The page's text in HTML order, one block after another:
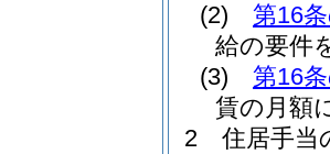
(2)
第16
給の要件
(3)
第16
賃の月額
2
住居手当